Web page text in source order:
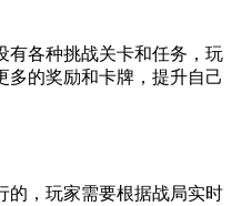
有各种挑战关卡和任务，玩
多的奖励和卡牌，提升自己
的，玩家需要根据战局实时